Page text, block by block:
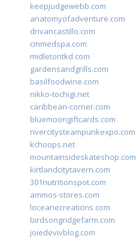
keepjudgewebb.com
anatomyofadventure.com
drivancastillo.com
cmmedspa.com
midletontkd.com
gardensandgrills.com
basilfoodwine.com
nikko-tochigi.net
caribbean-corner.com
bluemoongiftcards.com
rivercitysteampunkexpo.com
kchoops.net
mountainsideskateshop.com
kirtlandcitytavern.com
301nutritionspot.com
ammos-stores.com
loceanecreations.com
birdsongridgefarm.com
joiedevivblog.com